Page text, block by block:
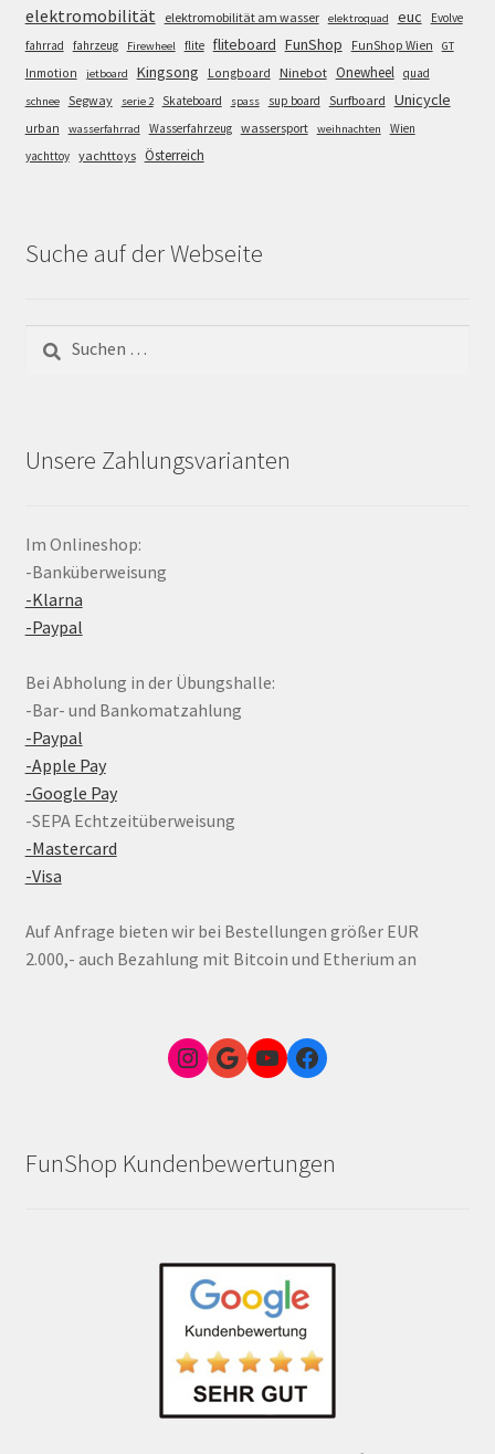
elektromobilität elektromobilität am wasser elektroquad euc
Evolve
fahrrad
fahrzeug Firewheel flite fliteboard FunShop FunShop Wien GT
Inmotion jetboard Kingsong Longboard Ninebot Onewheel quad
schnee Segway serie 2 Skateboard spass sup board Surfboard Unicycle
urban wasserfahrrad Wasserfahrzeug wassersport weihnachten
Wien
yachttoy yachttoys Österreich
Suche auf der Webseite
nach:
Unsere Zahlungsvarianten
Im Onlineshop:
-Banküberweisung
-Klarna
-Paypal
Bei Abholung in der Übungshalle:
-Bar- und Bankomatzahlung
-Paypal
-Apple Pay
-Google Pay
-SEPA Echtzeitüberweisung
-Mastercard
-Visa
Auf Anfrage bieten wir bei Bestellungen größer EUR
2.000,- auch Bezahlung mit Bitcoin und Etherium an
Instagram
Google Link zum FunShop WienYouTubeFacebook
FunShop Kundenbewertungen